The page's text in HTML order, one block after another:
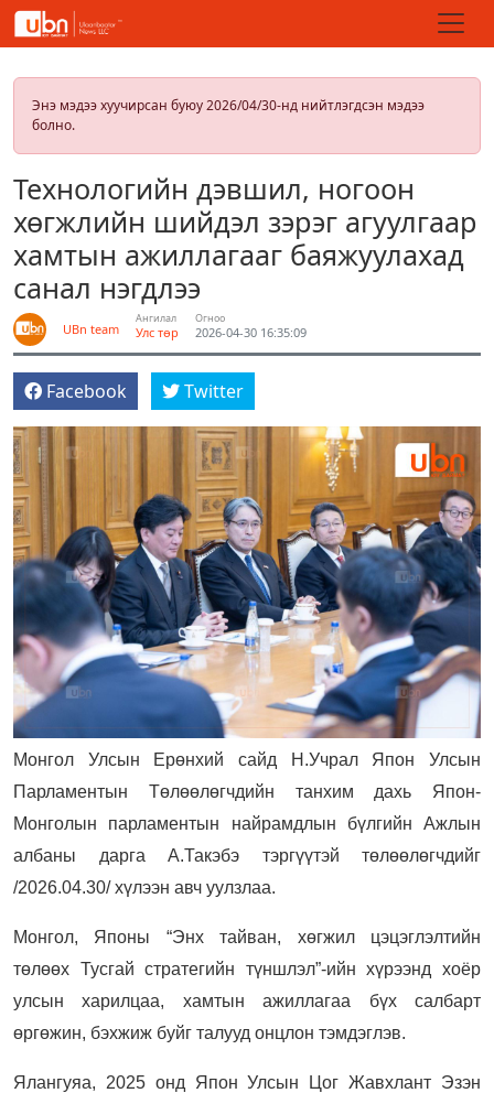
Энэ мэдээ хуучирсан буюу 2026/04/30-нд нийтлэгдсэн мэдээ
болно.
Технологийн дэвшил, ногоон
хөгжлийн шийдэл зэрэг агуулгаар
хамтын ажиллагааг баяжуулахад
санал нэгдлээ
UBn team
Ангилал
Улс төр
Огноо
2026-04-30 16:35:09
Facebook Twitter
Монгол Улсын Ерөнхий сайд Н.Учрал Япон Улсын
Парламентын Төлөөлөгчдийн танхим дахь Япон-
Монголын парламентын найрамдлын бүлгийн Ажлын
албаны дарга А.Такэбэ тэргүүтэй төлөөлөгчдийг
/2026.04.30/ хүлээн авч уулзлаа.
Монгол, Японы “Энх тайван, хөгжил цэцэглэлтийн
төлөөх Тусгай стратегийн түншлэл”-ийн хүрээнд хоёр
улсын харилцаа, хамтын ажиллагаа бүх салбарт
өргөжин, бэхжиж буйг талууд онцлон тэмдэглэв.
Ялангуяа, 2025 онд Япон Улсын Цог Жавхлант Эзэн